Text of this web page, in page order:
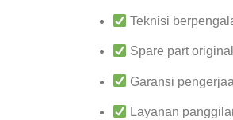
Teknisi
Spare part original
Garansi
Layanan